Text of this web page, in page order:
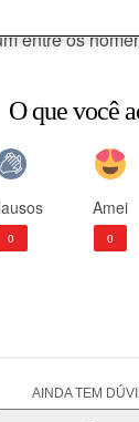
adiposo
entre os
O que você
0
Amei
0
AINDA TEM